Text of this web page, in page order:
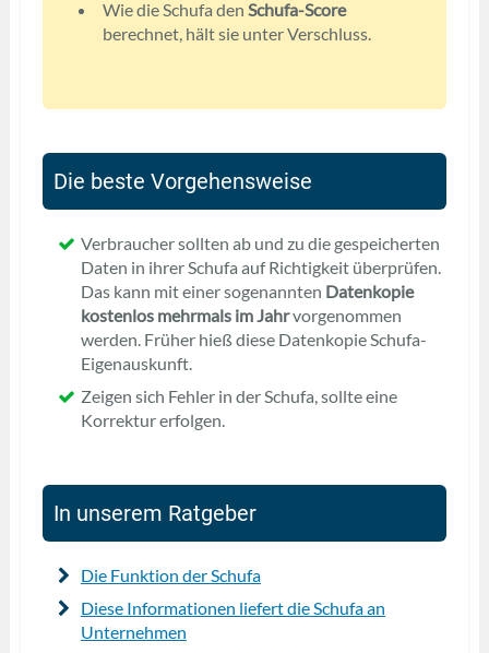
Wie die Schufa den Schufa-Score
berechnet, hält sie unter Verschluss.
Die beste Vorgehensweise
Verbraucher sollten ab und zu die gespeicherten
Daten in ihrer Schufa auf Richtigkeit überprüfen.
Das kann mit einer sogenannten Datenkopie
kostenlos mehrmals im Jahrvorgenommen
werden. Früher hieß diese Datenkopie Schufa-
Eigenauskunft.
Zeigen sich Fehler in der Schufa, sollte eine
Korrektur erfolgen.
In unserem Ratgeber
Die Funktion der Schufa
Diese Informationen liefert die Schufa an
Unternehmen